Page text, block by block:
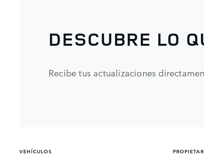
DESCUBRE LO
Recibe tus actualizaciones
VEHÍCULOS